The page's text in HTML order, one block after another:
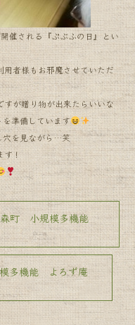
催される『ぷぶふの日』とい
用者様もお邪魔させていただ
すが贈り物が出来たらいいな
準備しています
穴を見ながら…笑
！
小規模多機能
機能 よろず庵